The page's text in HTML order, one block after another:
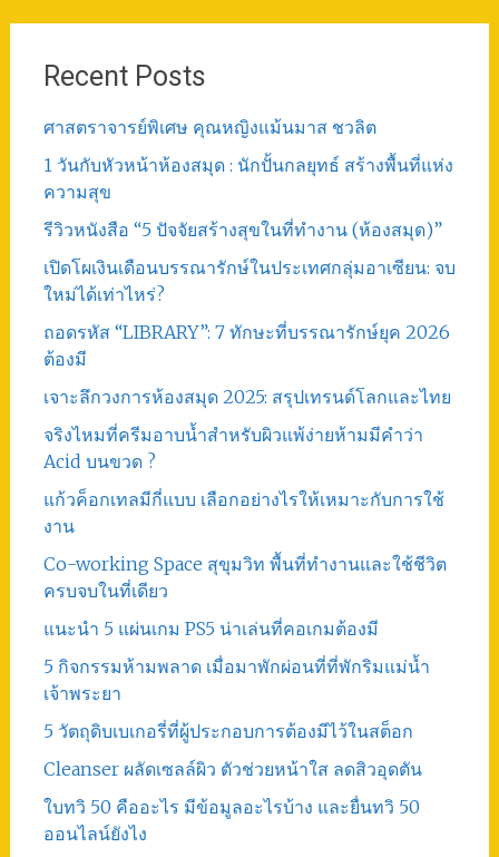
Recent Posts
ศาสตราจารย์พิเศษ คุณหญิงแม้นมาส ชวลิต
1 วันกับหัวหน้าห้องสมุด : นักปั้นกลยุทธ์ สร้างพื้นที่แห่ง
ความสุข
รีวิวหนังสือ “5 ปัจจัยสร้างสุขในที่ทำงาน (ห้องสมุด)”
เปิดโผเงินเดือนบรรณารักษ์ในประเทศกลุ่มอาเซียน: จบ
ใหม่ได้เท่าไหร่?
ถอดรหัส “LIBRARY”: 7 ทักษะที่บรรณารักษ์ยุค 2026
ต้องมี
เจาะลึกวงการห้องสมุด 2025: สรุปเทรนด์โลกและไทย
จริงไหมที่ครีมอาบน้ำสำหรับผิวแพ้ง่ายห้ามมีคำว่า
Acid บนขวด ?
แก้วค็อกเทลมีกี่แบบ เลือกอย่างไรให้เหมาะกับการใช้
งาน
Co-working Space สุขุมวิท พื้นที่ทำงานและใช้ชีวิต
ครบจบในที่เดียว
แนะนำ 5 แผ่นเกม PS5 น่าเล่นที่คอเกมต้องมี
5 กิจกรรมห้ามพลาด เมื่อมาพักผ่อนที่ที่พักริมแม่น้ำ
เจ้าพระยา
5 วัตถุดิบเบเกอรี่ที่ผู้ประกอบการต้องมีไว้ในสต็อก
Cleanser ผลัดเซลล์ผิว ตัวช่วยหน้าใส ลดสิวอุดตัน
ใบทวิ 50 คืออะไร มีข้อมูลอะไรบ้าง และยื่นทวิ 50
ออนไลน์ยังไง